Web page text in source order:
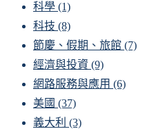
科學 (1)
科技 (8)
節慶、假期、旅館 (7)
經濟與投資 (9)
網路服務與應用 (6)
美國 (37)
義大利 (3)